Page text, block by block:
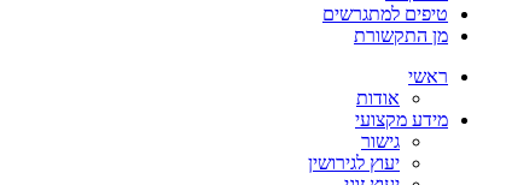
טיפים למתגרשים
מן התקשורת
ראשי
אודות
מידע מקצועי
גישור
יעוץ לגירושין